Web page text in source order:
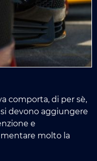
comporta, di per sè,
devono aggiungere
e
molto la